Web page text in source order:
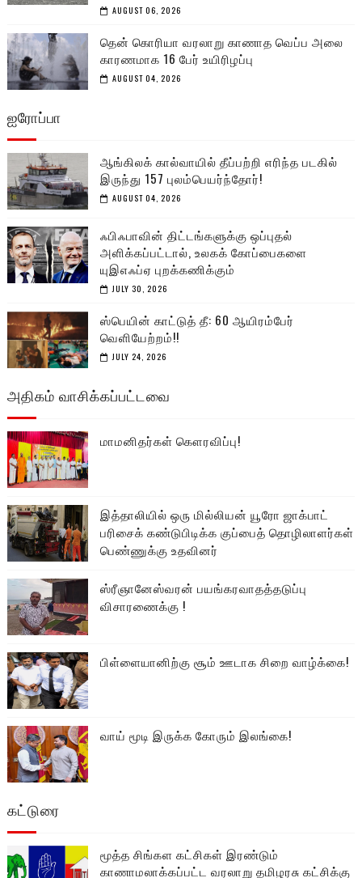
AUGUST 06, 2026
தென் கொரியா வரலாறு காணாத வெப்ப அலை
காரணமாக 16 பேர் உயிரிழப்பு
AUGUST 04, 2026
ஐரோப்பா
ஆங்கிலக் கால்வாயில் தீப்பற்றி எரிந்த படகில்
இருந்து 157 புலம்பெயர்ந்தோர்!
AUGUST 04, 2026
ஃபிஃபாவின் திட்டங்களுக்கு ஒப்புதல்
அளிக்கப்பட்டால், உலகக் கோப்பைகளை
யுஇஎஃப்ஏ புறக்கணிக்கும்
JULY 30, 2026
ஸ்பெயின் காட்டுத் தீ: 60 ஆயிரம்பேர்
வெளியேற்றம்!!
JULY 24, 2026
அதிகம் வாசிக்கப்பட்டவை
மாமனிதர்கள் கௌரவிப்பு!
இத்தாலியில் ஒரு மில்லியன் யூரோ ஜாக்பாட்
பரிசைக் கண்டுபிடிக்க குப்பைத் தொழிலாளர்கள்
பெண்ணுக்கு உதவினர்
ஸ்ரீஞானேஸ்வரன் பயங்கரவாதத்தடுப்பு
விசாரணைக்கு !
பிள்ளையானிற்கு சூம் ஊடாக சிறை வாழ்க்கை!
வாய் மூடி இருக்க கோரும் இலங்கை!
கட்டுரை
மூத்த சிங்கள கட்சிகள் இரண்டும்
காணாமலாக்கப்பட்ட வரலாறு தமிழரசு கட்சிக்கு